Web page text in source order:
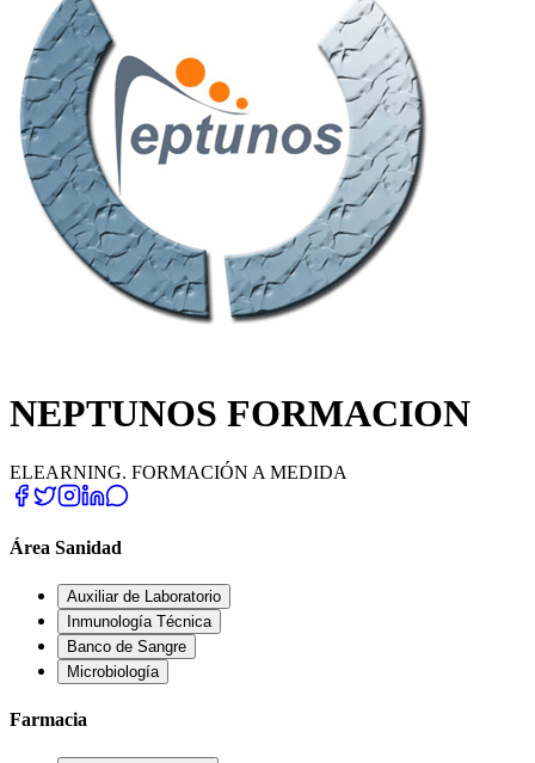
NEPTUNOS FORMACION
ELEARNING. FORMACIÓN A MEDIDA
Área Sanidad
Auxiliar de Laboratorio
Inmunología Técnica
Banco de Sangre
Microbiología
Farmacia